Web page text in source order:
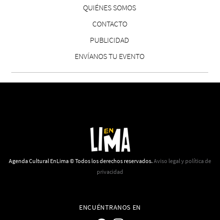
QUIÉNES SOMOS
CONTACTO
PUBLICIDAD
ENVÍANOS TU EVENTO
Agenda Cultural EnLima © Todos los derechos reservados. Aviso legal y política de
privacidad
ENCUÉNTRANOS EN